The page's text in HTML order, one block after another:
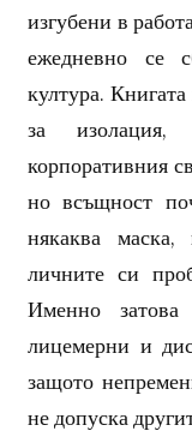
изгубени в
ежедневно се
култура.
за изолация,
корпоративния
но всъщност
някаква
личните си
Именно затова
лицемерни и
защото
не допуска